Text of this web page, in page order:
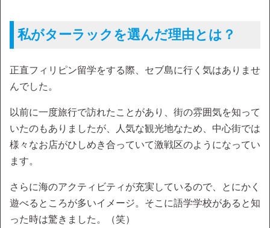
私がターラックを選んだ理由とは？
正直フィリピン留学をする際、セブ島に行く気はありませ
んでした。
以前に一度旅行で訪れたことがあり、街の雰囲気を知って
いたのもありましたが、人気な観光地なため、中心街では
様々なお店がひしめき合っていて激戦区のようになってい
ます。
さらに海のアクティビティが充実しているので、とにかく
遊べるところが多いイメージ。そこに語学学校があると知
った時は驚きました。（笑）